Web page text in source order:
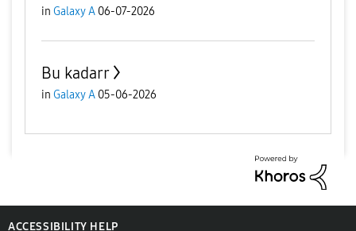
in Galaxy A 06-07-2026
Bu kadarr
in Galaxy A 05-06-2026
ACCESSIBILITY HELP